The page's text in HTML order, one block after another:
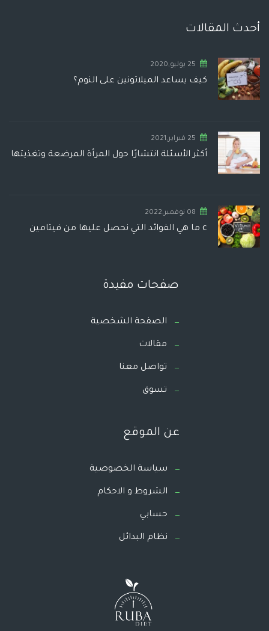
أحدث المقالات
25 يوليو,2020
كيف يساعد الميلاتونين على النوم؟
25 فبراير,2021
أكثر الأسئلة انتشارًا حول المرأة المرضعة وتغذيتها
08 نوفمبر,2022
c ما هي الفوائد التي نحصل عليها من فيتامين
صفحات مفيدة
الصفحة الشخصية
مقالات
تواصل معنا
تسوق
عن الموقع
سياسة الخصوصية
الشروط و الاحكام
حسابي
نظام البدائل